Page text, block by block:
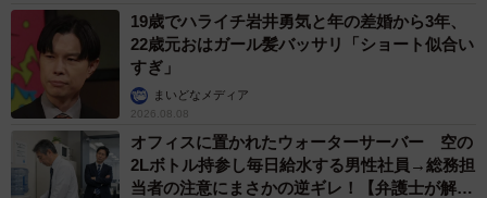
19歳でハライチ岩井勇気と年の差婚から3年、
22歳元おはガール髪バッサリ「ショート似合い
すぎ」
まいどなメディア
2026.08.08
オフィスに置かれたウォーターサーバー 空の
2Lボトル持参し毎日給水する男性社員→総務担
当者の注意にまさかの逆ギレ！【弁護士が解